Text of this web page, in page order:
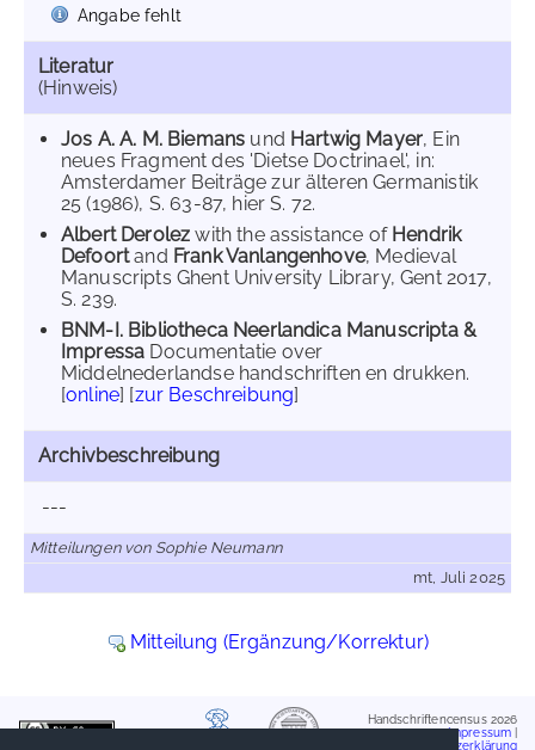
Angabe fehlt
Literatur
(Hinweis)
Jos A. A. M. Biemans und Hartwig Mayer, Ein
neues Fragment des 'Dietse Doctrinael', in:
Amsterdamer Beiträge zur älteren Germanistik
25 (1986), S. 63-87, hier S. 72.
Albert Derolez with the assistance of Hendrik
Defoortand Frank Vanlangenhove, Medieval
Manuscripts Ghent University Library, Gent 2017,
S. 239.
BNM-I. Bibliotheca Neerlandica Manuscripta &
Impressa Documentatie over
Middelnederlandse handschriften en drukken.
[online] [zur Beschreibung]
Archivbeschreibung
---
Mitteilungen von Sophie Neumann
mt, Juli 2025
Mitteilung (Ergänzung/Korrektur)
Handschriftencensus 2026
Impressum
Datenschutzerklärung